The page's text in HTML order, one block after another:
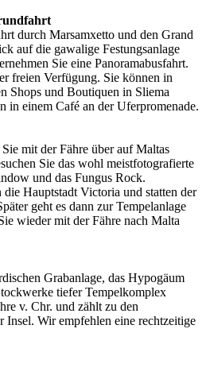
durch Marsamxetto und den Grand
auf die gawalige Festungsanlage
Sie eine Panoramabusfahrt.
freien Verfügung. Sie können in
Shops und Boutiquen in Sliema
in einem Café an der Uferpromenade.
mit der Fähre über auf Maltas
Sie das wohl meistfotografierte
und das Fungus Rock.
Hauptstadt Victoria und statten der
geht es dann zur Tempelanlage
wieder mit der Fähre nach Malta
Grabanlage, das Hypogäum
tiefer Tempelkomplex
v. Chr. und zählt zu den
Insel. Wir empfehlen eine rechtzeitige